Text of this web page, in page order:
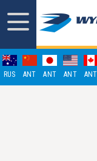
RUS ANT ANT ANT ANT